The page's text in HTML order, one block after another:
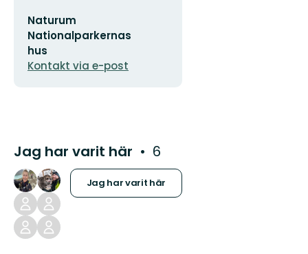
postadress
Naturum
Nationalparkernas
hus
Kontakt via e-post
Jag har varit här 6
Jag har varit här